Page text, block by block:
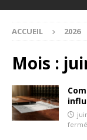
ACCUEIL 2026
Mois :